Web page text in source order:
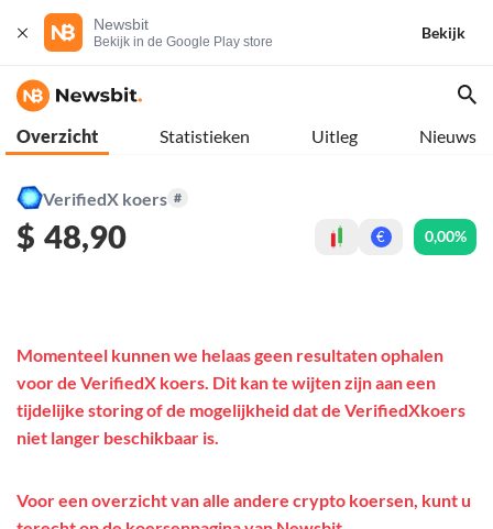
Newsbit
Bekijk in de Google Play store
Bekijk
Overzicht Statistieken Uitleg Nieuws
VerifiedX koers #
$ 48,90 € 0,00%
Momenteel kunnen we helaas geen resultaten ophalen
voor de VerifiedX koers. Dit kan te wijten zijn aan een
tijdelijke storing of de mogelijkheid dat de VerifiedXkoers
niet langer beschikbaar is.
Voor een overzicht van alle andere crypto koersen, kunt u